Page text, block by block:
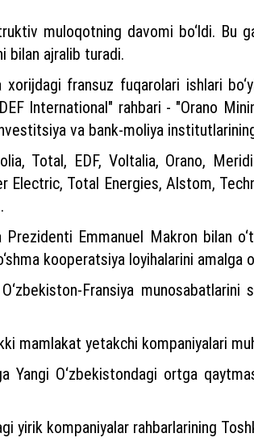
muloqotning davomi bo‘ldi. Bu
bilan ajralib turadi.
fransuz fuqarolari ishlari
International" rahbari - "Orano
va bank-moliya
Total, EDF, Voltalia, Orano,
Electric, Total Energies, Alstom,
Emmanuel Makron bilan
kooperatsiya loyihalarini amalga
Fransiya
mamlakat yetakchi kompaniyalari
Yangi O‘zbekistondagi ortga
yirik kompaniyalar rahbarlarining